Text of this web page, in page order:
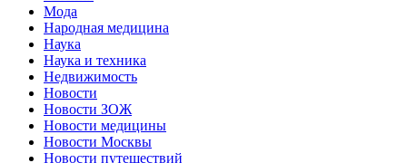
Мода
Народная медицина
Наука
Наука и техника
Недвижимость
Новости
Новости ЗОЖ
Новости медицины
Новости Москвы
Новости путешествий